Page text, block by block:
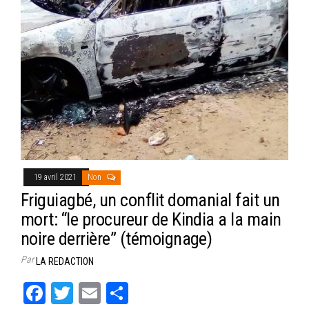
19 avril 2021 Non
Friguiagbé, un conflit domanial fait un
mort: “le procureur de Kindia a la main
noire derrière” (témoignage)
ParLA REDACTION
Fa T
E